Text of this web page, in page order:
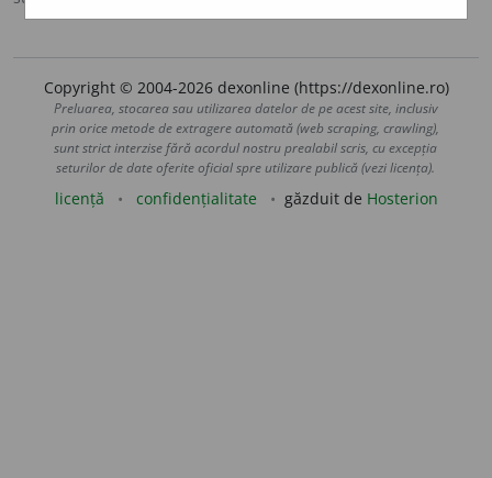
Copyright © 2004-2026 dexonline (https://dexonline.ro)
Preluarea, stocarea sau utilizarea datelor de pe acest site, inclusiv
prin orice metode de extragere automată (web scraping, crawling),
sunt strict interzise fără acordul nostru prealabil scris, cu excepția
seturilor de date oferite oficial spre utilizare publică (vezi licența).
licență confidențialitate găzduit de Hosterion